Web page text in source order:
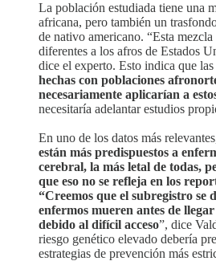
La población estudiada tiene una
africana, pero también un
de nativo americano. “Esta
diferentes a los afros de Estados
dice el experto. Esto indica que las
hechas con poblaciones
necesariamente aplicarían a
necesitaría adelantar estudios
En uno de los datos más
están más predispuestos a
cerebral, la más letal de todas,
que eso no se refleja en los
“Creemos que el subregistro se
enfermos mueren antes de
debido al difícil acceso”, dice
riesgo genético elevado debería
estrategias de prevención más